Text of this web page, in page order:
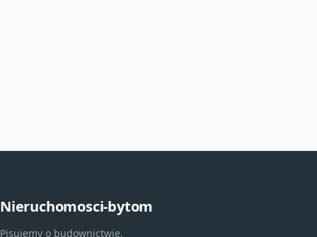
Nieruchomosci-bytom
Pisujemy o budownictwie,